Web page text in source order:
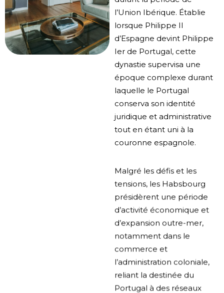
l’Union Ibérique. Établie
lorsque Philippe II
d’Espagne devint Philippe
Ier de Portugal, cette
dynastie supervisa une
époque complexe durant
laquelle le Portugal
conserva son identité
juridique et administrative
tout en étant uni à la
couronne espagnole.
Malgré les défis et les
tensions, les Habsbourg
présidèrent une période
d’activité économique et
d’expansion outre-mer,
notamment dans le
commerce et
l’administration coloniale,
reliant la destinée du
Portugal à des réseaux